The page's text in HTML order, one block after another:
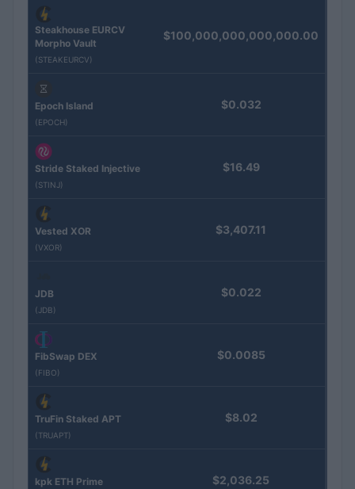
Steakhouse EURCV
Morpho Vault
(STEAKEURCV)
$100,000,000,000,000.00
Epoch Island
(EPOCH)
$0.032
Stride Staked Injective
(STINJ)
$16.49
Vested XOR
(VXOR)
$3,407.11
JDB
(JDB)
$0.022
FibSwap DEX
(FIBO)
$0.0085
TruFin Staked APT
(TRUAPT)
$8.02
kpk ETH Prime $2,036.25